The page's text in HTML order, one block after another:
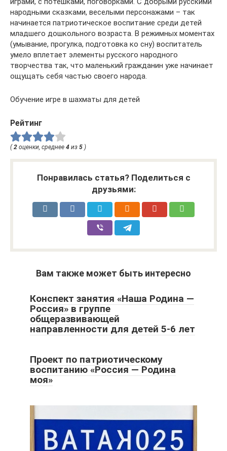
народными сказками, веселыми персонажами – так
начинается патриотическое воспитание среди детей
младшего дошкольного возраста. В режимных моментах
(умывание, прогулка, подготовка ко сну) воспитатель
умело вплетает элементы русского народного
творчества так, что маленький гражданин уже начинает
ощущать себя частью своего народа.
Обучение игре в шахматы для детей
Рейтинг
( 2 оценки, среднее 4 из 5 )
Понравилась статья? Поделиться с
друзьями:
Вам также может быть интересно
Конспект занятия «Наша Родина —
Россия» в группе
общеразвивающей
направленности для детей 5-6 лет
Проект по патриотическому
воспитанию «Россия — Родина
моя»